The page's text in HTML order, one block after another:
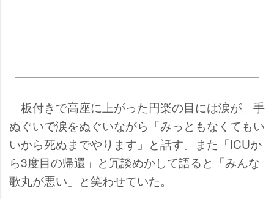
板付きで高座に上がった円楽の目には涙が。手
ぬぐいで涙をぬぐいながら「みっともなくてもい
いから死ぬまでやります」と話す。また「ICUか
ら3度目の帰還」と冗談めかして語ると「みんな
歌丸が悪い」と笑わせていた。